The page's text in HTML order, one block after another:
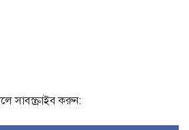
সাবস্ক্রাইব করুন: